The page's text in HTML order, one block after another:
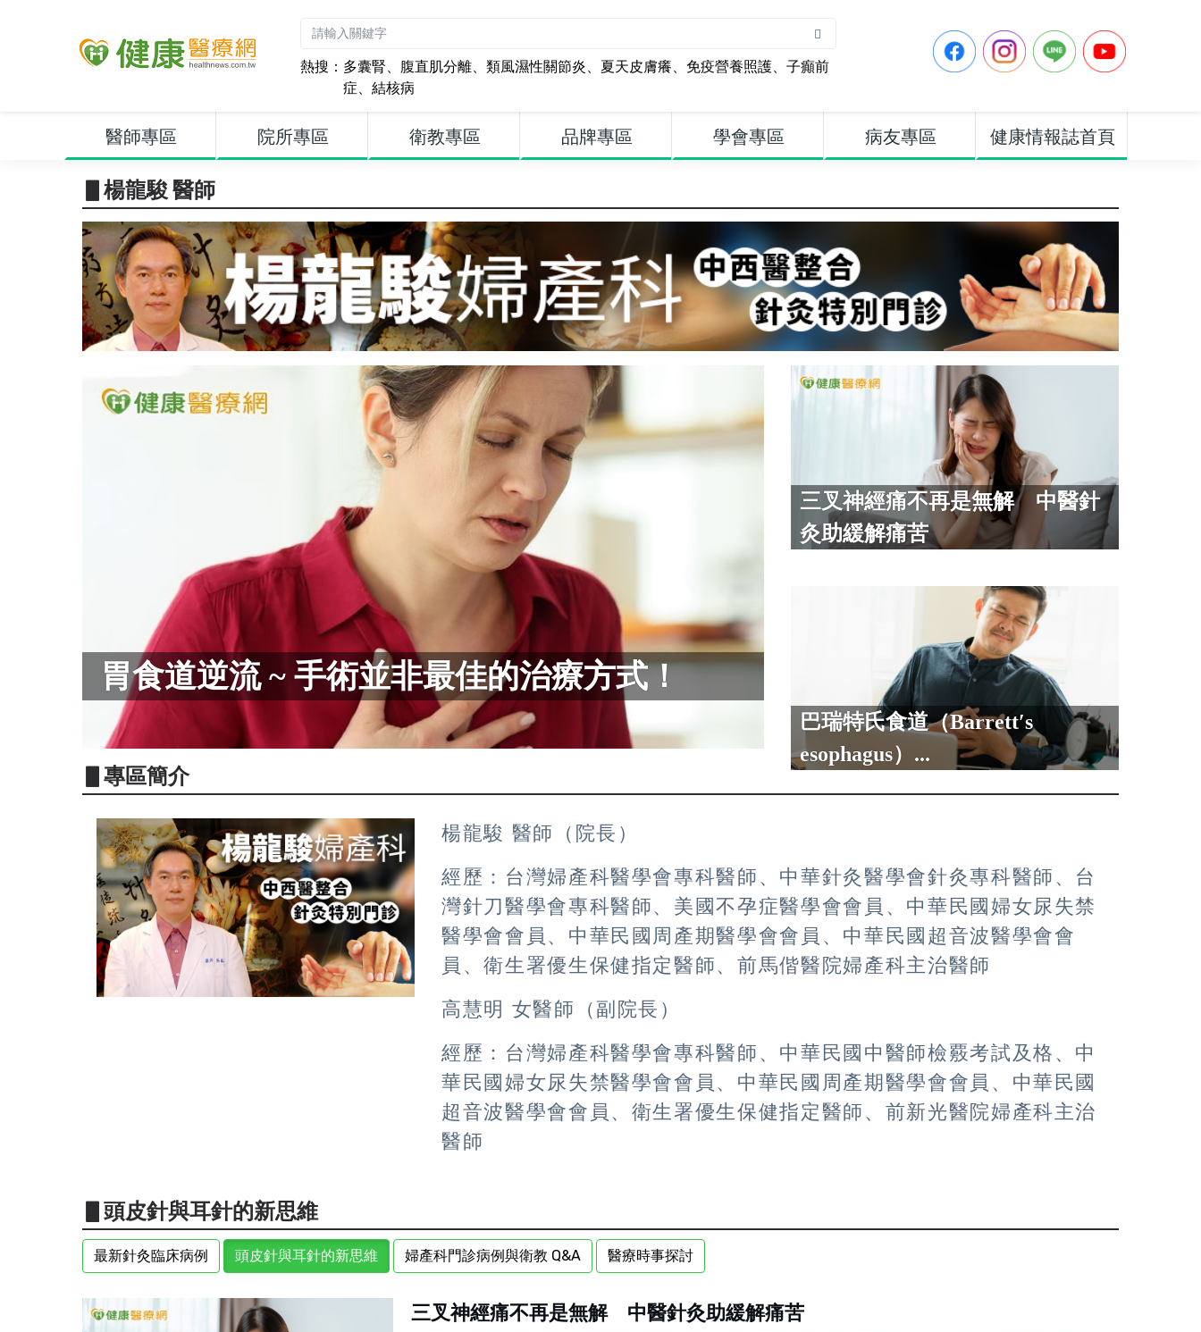
熱搜： 多囊腎、 腹直肌分離、 類風濕性關節炎、 夏天皮膚癢、 免疫營養照護、 子癲前
症、 結核病
醫師專區 院所專區 衛教專區 品牌專區 學會專區 病友專區 健康情報誌首頁
▋楊龍駿 醫師
胃食道逆流 ~ 手術並非最佳的治療方式！
三叉神經痛不再是無解 中醫針
灸助緩解痛苦
巴瑞特氏食道（Barrett′s
esophagus）...
▋專區簡介
楊龍駿 醫師（院長）
經歷：台灣婦產科醫學會專科醫師、中華針灸醫學會針灸專科醫師、台
灣針刀醫學會專科醫師、美國不孕症醫學會會員、中華民國婦女尿失禁
醫學會會員、中華民國周產期醫學會會員、中華民國超音波醫學會會
員、衛生署優生保健指定醫師、前馬偕醫院婦產科主治醫師
高慧明 女醫師（副院長）
經歷：台灣婦產科醫學會專科醫師、中華民國中醫師檢覈考試及格、中
華民國婦女尿失禁醫學會會員、中華民國周產期醫學會會員、中華民國
超音波醫學會會員、衛生署優生保健指定醫師、前新光醫院婦產科主治
醫師
▋頭皮針與耳針的新思維
最新針灸臨床病例 頭皮針與耳針的新思維 婦產科門診病例與衛教 Q&A 醫療時事探討
三叉神經痛不再是無解 中醫針灸助緩解痛苦